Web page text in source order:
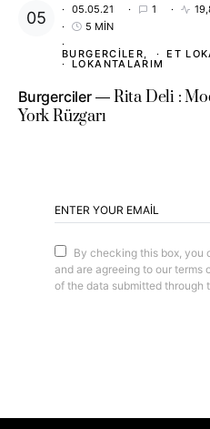
05.05.21
1
5 MIN
BURGERCILER ET
LOKANTALARIM
Burgerciler
Rita Deli :
York Rüzgarı
By checking this box, you
and are agreeing to our terms
of the data submitted through